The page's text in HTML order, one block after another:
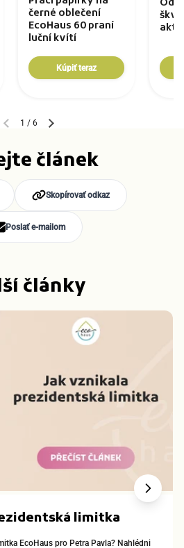
černé oblečení
EcoHaus 60 praní
luční kvítí
Kúpiť teraz
1 / 6
článek
Skopírovať odkaz
Poslať e-mailom
články
limitka
EcoHaus pro Petra Pavla? Nahlédni